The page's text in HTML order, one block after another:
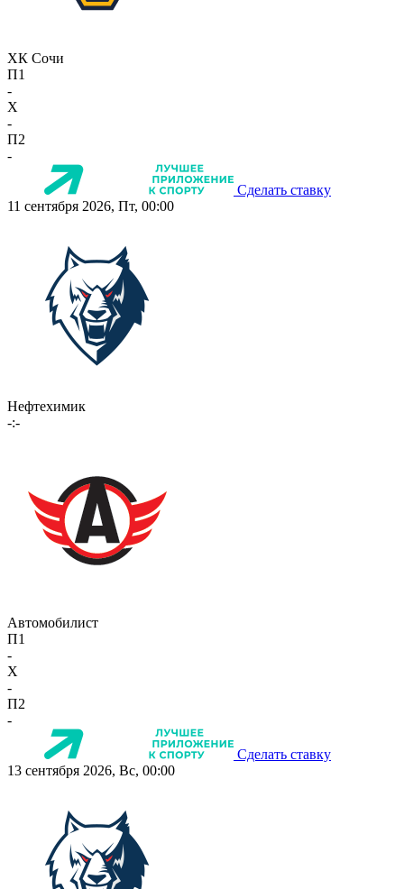
ХК Сочи
П1
-
X
-
П2
-
Сделать ставку
11 сентября 2026, Пт, 00:00
Нефтехимик
-:-
Автомобилист
П1
-
X
-
П2
-
Сделать ставку
13 сентября 2026, Вс, 00:00